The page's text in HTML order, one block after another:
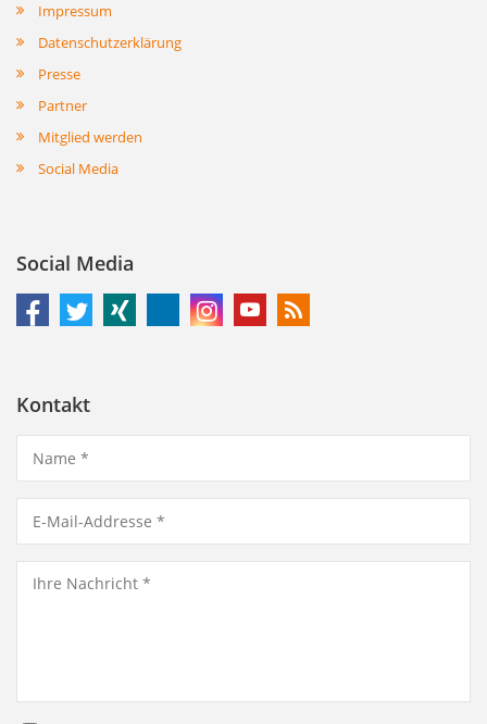
Impressum
Datenschutzerklärung
Presse
Partner
Mitglied werden
Social Media
Social Media
Kontakt